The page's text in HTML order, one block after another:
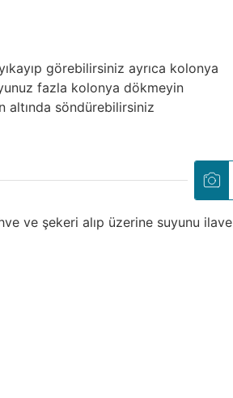
görebilirsiniz ayrıca kolonya
fazla kolonya dökmeyin
altında söndürebilirsiniz
ve şekeri alıp üzerine suyunu ilave